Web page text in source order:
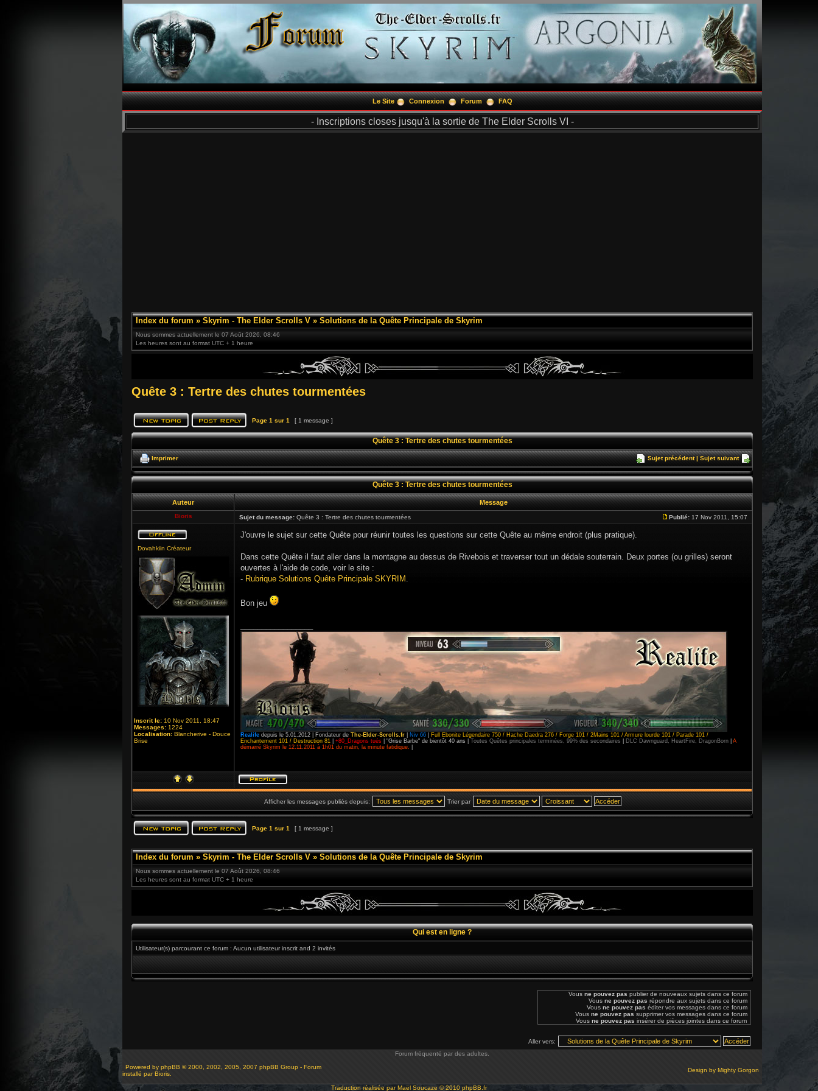
Le Site Connexion Forum FAQ
- Inscriptions closes jusqu'à la sortie de The Elder Scrolls VI -
Index du forum » Skyrim - The Elder Scrolls V » Solutions de la Quête Principale de Skyrim
Nous sommes actuellement le 07 Août 2026, 08:46
Les heures sont au format UTC + 1 heure
Quête 3 : Tertre des chutes tourmentées
Page 1 sur 1 [ 1 message ]
Quête 3 : Tertre des chutes tourmentées
Imprimer Sujet précédent|Sujet suivant
Quête 3 : Tertre des chutes tourmentées
Auteur Message
Bioris Sujet du message: Quête 3 : Tertre des chutes tourmentées Publié: 17 Nov 2011, 15:07
Dovahkiin Créateur
Inscrit le: 10 Nov 2011, 18:47
Messages: 1224
Localisation: Blancherive - Douce
Brise
J'ouvre le sujet sur cette Quête pour réunir toutes les questions sur cette Quête au même endroit (plus pratique).
Dans cette Quête il faut aller dans la montagne au dessus de Rivebois et traverser tout un dédale souterrain. Deux portes (ou grilles) seront
ouvertes à l'aide de code, voir le site :
- Rubrique Solutions Quête Principale SKYRIM .
Bon jeu
Realife depuis le 5.01.2012 | Fondateur de The-Elder-Scrolls.fr Niv 66
Full Ebonite Légendaire 750 / Hache Daedra 276 / Forge 101 / 2Mains 101 / Armure lourde 101 / Parade 101 /
Enchantement 101 / Destruction 81
+80_Dragons tués | "Grise Barbe" de bientôt 40 ans | Toutes Quêtes principales terminées, 99% des secondaires DLC Dawnguard, HeartFire, DragonBorn
A
démarré Skyrim le 12.11.2011 à 1h01 du matin, la minute fatidique.
Afficher les messages publiés depuis: Trier par
Page 1 sur 1 [ 1 message ]
Index du forum » Skyrim - The Elder Scrolls V » Solutions de la Quête Principale de Skyrim
Nous sommes actuellement le 07 Août 2026, 08:46
Les heures sont au format UTC + 1 heure
Qui est en ligne ?
Utilisateur(s) parcourant ce forum : Aucun utilisateur inscrit and 2 invités
Vous ne pouvez pas publier de nouveaux sujets dans ce forum
Vous ne pouvez pas répondre aux sujets dans ce forum
Vous ne pouvez pas éditer vos messages dans ce forum
Vous ne pouvez pas supprimer vos messages dans ce forum
Vous ne pouvez pas insérer de pièces jointes dans ce forum
Aller vers:
Forum fréquenté par des adultes.
Powered by phpBB © 2000, 2002, 2005, 2007 phpBB Group - Forum
installé par Bioris.
Design by Mighty Gorgon
Traduction réalisée parMaël Soucaze © 2010 phpBB.fr